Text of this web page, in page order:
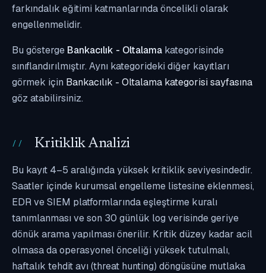
farkındalık eğitimi katmanlarında öncelikli olarak
engellenmelidir.
Bu gösterge Bankacılık - Oltalama kategorisinde
sınıflandırılmıştır. Aynı kategorideki diğer kayıtları
görmek için Bankacılık - Oltalama kategorisi sayfasına
göz atabilirsiniz.
Kritiklik Analizi
Bu kayıt 4–5 aralığında yüksek kritiklik seviyesindedir.
Saatler içinde kurumsal engelleme listesine eklenmesi,
EDR ve SIEM platformlarında eşleştirme kuralı
tanımlanması ve son 30 günlük log verisinde geriye
dönük arama yapılması önerilir. Kritik düzey kadar acil
olmasa da operasyonel önceliği yüksek tutulmalı,
haftalık tehdit avı (threat hunting) döngüsüne mutlaka